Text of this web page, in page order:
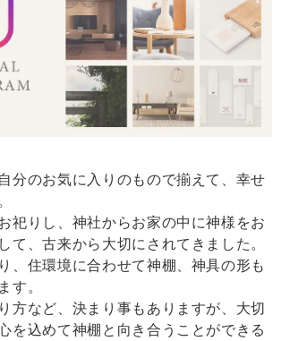
分のお気に入りのもので揃えて、幸せ
祀りし、神社からお家の中に神様をお
て、古来から大切にされてきました。
、住環境に合わせて神棚、神具の形も
す。
方など、決まり事もありますが、大切
を込めて神棚と向き合うことができる